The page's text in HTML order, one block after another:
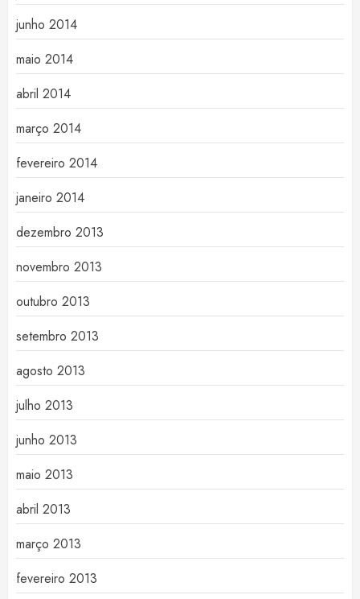
junho 2014
maio 2014
abril 2014
março 2014
fevereiro 2014
janeiro 2014
dezembro 2013
novembro 2013
outubro 2013
setembro 2013
agosto 2013
julho 2013
junho 2013
maio 2013
abril 2013
março 2013
fevereiro 2013